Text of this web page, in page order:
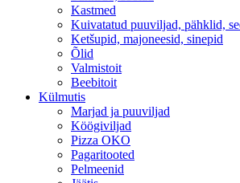
Kastmed
Kuivatatud puuviljad, pähklid,
Ketšupid, majoneesid, sinepid
Õlid
Valmistoit
Beebitoit
Külmutis
Marjad ja puuviljad
Köögiviljad
Pizza OKO
Pagaritooted
Pelmeenid